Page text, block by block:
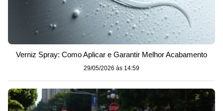
Verniz Spray: Como Aplicar e Garantir Melhor Acabamento
29/05/2026 às 14:59